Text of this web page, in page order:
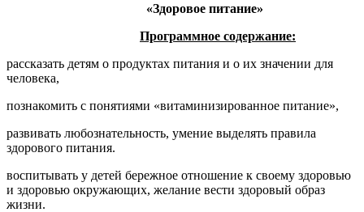
«Здоровое питание»
Программное содержание:
рассказать детям о продуктах питания и о их значении для
человека,
познакомить с понятиями «витаминизированное питание»,
развивать любознательность, умение выделять правила
здорового питания.
воспитывать у детей бережное отношение к своему здоровью
и здоровью окружающих, желание вести здоровый образ
жизни.